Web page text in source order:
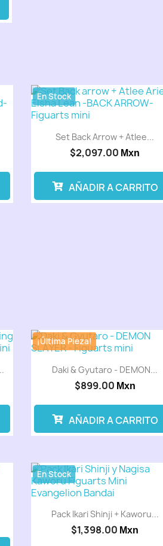
Set Back Arrow + Atlee...
$2,097.00 Mxn
En Stock
AÑADIR A CARRITO
Daki & Gyutaro - DEMON...
$899.00 Mxn
¡Última Pieza!
AÑADIR A CARRITO
Pack Ikari Shinji + Kaworu...
$1,398.00 Mxn
En Stock